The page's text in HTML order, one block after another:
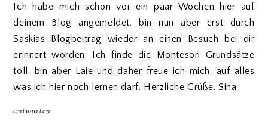
Ich habe mich schon vor ein paar Wochen hier auf
deinem Blog angemeldet, bin nun aber erst durch
Saskias Blogbeitrag wieder an einen Besuch bei dir
erinnert worden. Ich finde die Montesori-Grundsätze
toll, bin aber Laie und daher freue ich mich, auf alles
was ich hier noch lernen darf. Herzliche Grüße. Sina
antworten